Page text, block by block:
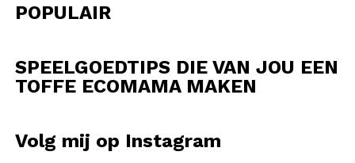
POPULAIR
SPEELGOEDTIPS DIE VAN JOU EEN
TOFFE ECOMAMA MAKEN
Volg mij op Instagram